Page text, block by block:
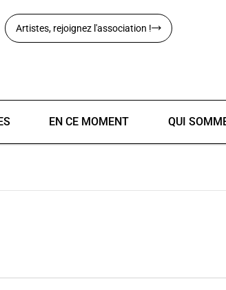
Artistes, rejoignez l'association !
EN CE MOMENT QUI